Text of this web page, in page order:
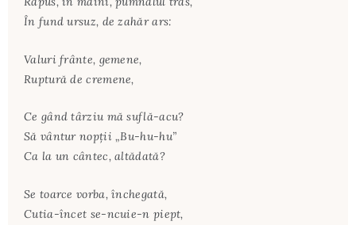
În fund ursuz, de zahăr ars:
Valuri frânte, gemene,
Ruptură de cremene,
Ce gând târziu mă suflă-acu?
Să vântur nopţii „Bu-hu-hu”
Ca la un cântec, altădată?
Se toarce vorba, închegată,
Cutia-încet se-ncuie-n piept,